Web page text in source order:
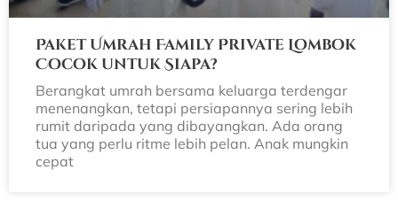
Paket Umrah Family Private Lombok
Cocok untuk Siapa?
Berangkat umrah bersama keluarga terdengar
menenangkan, tetapi persiapannya sering lebih
rumit daripada yang dibayangkan. Ada orang
tua yang perlu ritme lebih pelan. Anak mungkin
cepat